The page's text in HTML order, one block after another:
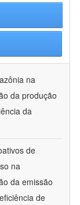
na
da produção
da
de
na
da emissão
de